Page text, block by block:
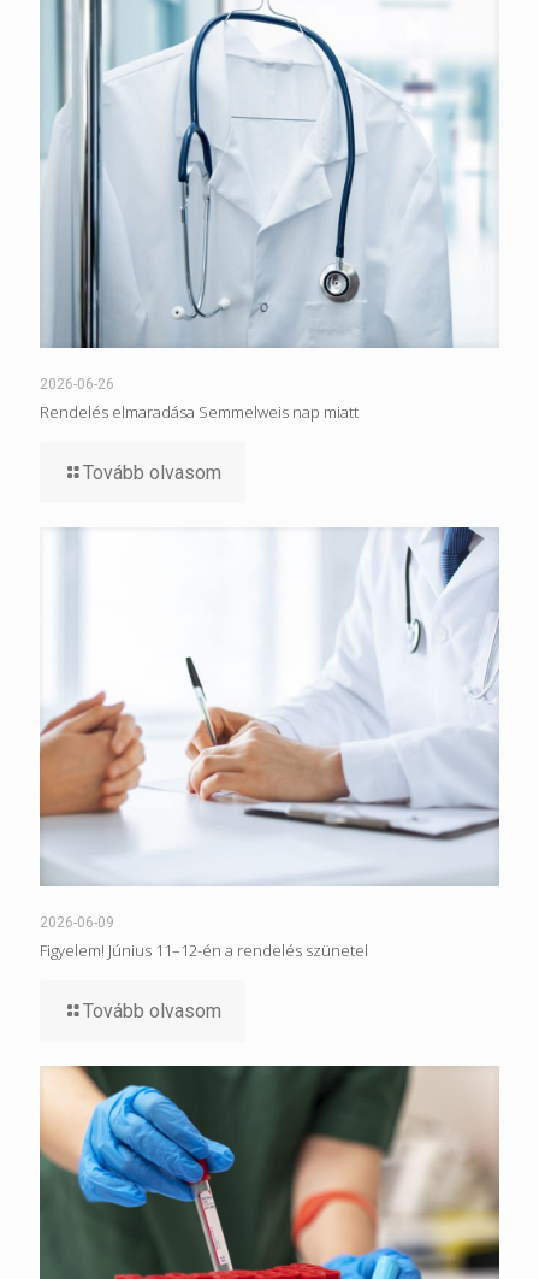
2026-06-26
Rendelés elmaradása Semmelweis nap miatt
Tovább olvasom
2026-06-09
Figyelem! Június 11–12-én a rendelés szünetel
Tovább olvasom